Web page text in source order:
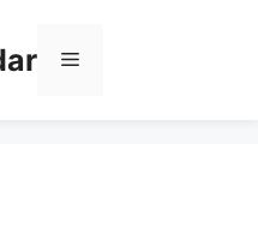
Menu